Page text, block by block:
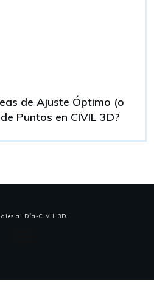
de Ajuste Óptimo (o
Puntos en CIVIL 3D?
al Día-CIVIL 3D